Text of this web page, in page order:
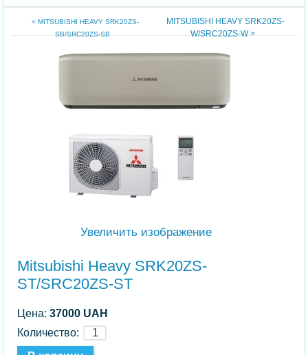
< MITSUBISHI HEAVY SRK20ZS-
SB/SRC20ZS-SB
MITSUBISHI HEAVY SRK20ZS-
W/SRC20ZS-W >
Увеличить изображение
Mitsubishi Heavy SRK20ZS-
ST/SRC20ZS-ST
Цена:37000 UAH
Количество: